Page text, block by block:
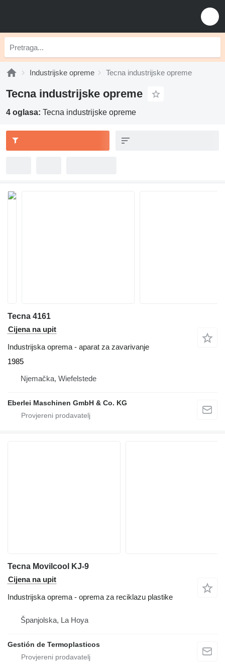
Industrijske opreme Tecna industrijske opreme
Tecna industrijske opreme
4 oglasa: Tecna industrijske opreme
Tecna 4161
Cijena na upit
Industrijska oprema - aparat za zavarivanje
1985
Njemačka, Wiefelstede
Eberlei Maschinen GmbH & Co. KG
Tecna Movilcool KJ-9
Cijena na upit
Industrijska oprema - oprema za reciklazu plastike
Španjolska, La Hoya
Gestión de Termoplasticos